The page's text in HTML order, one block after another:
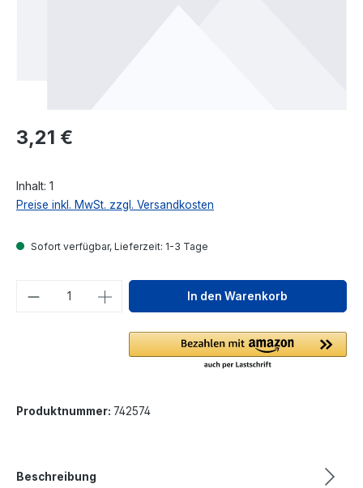
Regulärer Preis:
3,21 €
Inhalt: 1
Preise inkl. MwSt. zzgl. Versandkosten
Sofort verfügbar, Lieferzeit: 1-3 Tage
Produkt Anzahl: Gib denIn den Warenkorb
Produktnummer: 742574
Beschreibung